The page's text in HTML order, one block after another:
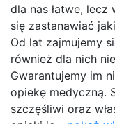
dla nas łatwe,
się zastanawiać
Od lat zajmujemy
również dla nich
Gwarantujemy im
opiekę medyczną.
szczęśliwi oraz